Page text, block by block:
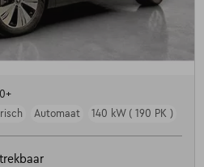
Automaat 140 kW ( 190 PK )